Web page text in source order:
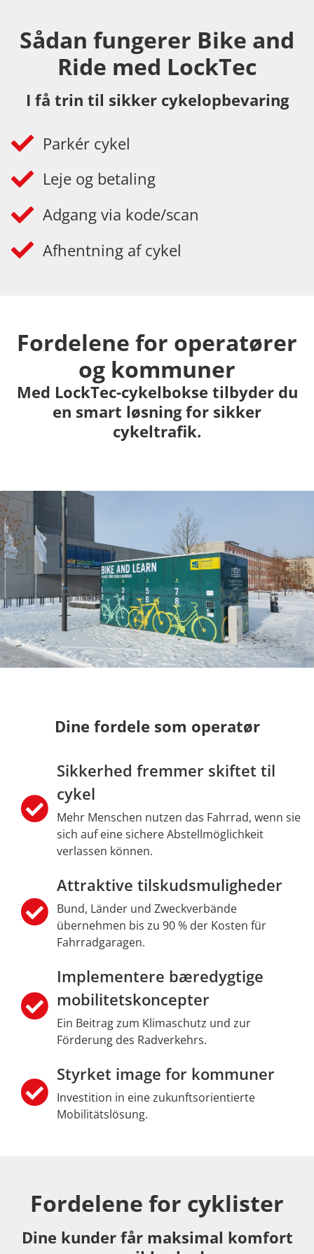
Sådan fungerer Bike and
Ride med LockTec
I få trin til sikker cykelopbevaring
Parkér cykel
Leje og betaling
Adgang via kode/scan
Afhentning af cykel
Fordelene for operatører
og kommuner
Med LockTec-cykelbokse tilbyder du
en smart løsning for sikker
cykeltrafik.
Dine fordele som operatør
Sikkerhed fremmer skiftet til
cykel
Mehr Menschen nutzen das Fahrrad, wenn sie
sich auf eine sichere Abstellmöglichkeit
verlassen können.
Attraktive tilskudsmuligheder
Bund, Länder und Zweckverbände
übernehmen bis zu 90 % der Kosten für
Fahrradgaragen.
Implementere bæredygtige
mobilitetskoncepter
Ein Beitrag zum Klimaschutz und zur
Förderung des Radverkehrs.
Styrket image for kommuner
Investition in eine zukunftsorientierte
Mobilitätslösung.
Fordelene for cyklister
Dine kunder får maksimal komfort